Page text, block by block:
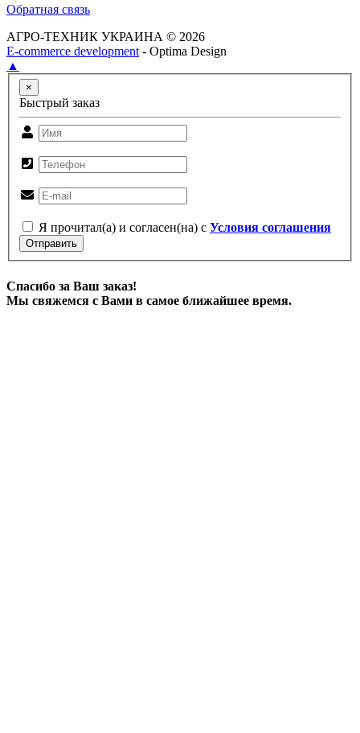
Обратная связь
АГРО-ТЕХНИК УКРАИНА © 2026
E-commerce development - Optima Design
▲
×
Быстрый заказ
Я прочитал(а) и согласен(на) с Условия соглашения
Отправить
Спасибо за Ваш заказ!
Мы свяжемся с Вами в самое ближайшее время.